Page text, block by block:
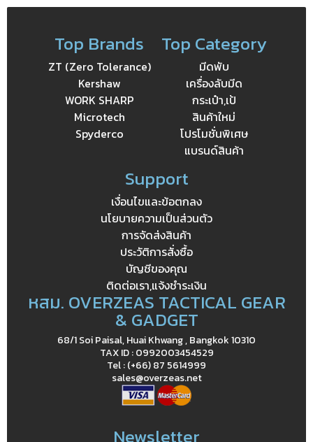
Top Brands
ZT (Zero Tolerance)
Kershaw
WORK SHARP
Microtech
Spyderco
Top Category
มีดพับ
เครื่องลับมีด
กระเป๋า,เป้
สินค้าใหม่
โปรโมชั่นพิเศษ
แบรนด์สินค้า
Support
เงื่อนไขและข้อตกลง
นโยบายความเป็นส่วนตัว
การจัดส่งสินค้า
ประวัติการสั่งซื้อ
บัญชีของคุณ
ติดต่อเรา,แจ้งชำระเงิน
หสม. OVERZEAS TACTICAL GEAR
& GADGET
68/1 Soi Paisal, Huai Khwang , Bangkok 10310
TAX ID : 0992003454529
Tel : (+66) 87 5614999
sales@overzeas.net
Newsletter